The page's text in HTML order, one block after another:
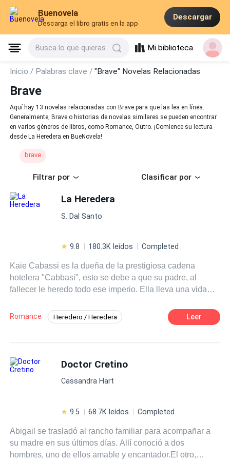
Buenovela
Descarga el libro gratis en la app
Descargar
Busca lo que quieras Mi biblioteca
Inicio / Palabras clave /"Brave" Novelas Relacionadas
Brave
Aquí hay 13 novelas relacionadas con Brave para que las lea en línea.
Generalmente, Brave o historias de novelas similares se pueden encontrar
en varios géneros de libros, como Romance, Outro. ¡Comience su lectura
desde La Heredera en BueNovela!
brave
Filtrar por Clasificar por
La Heredera
S. Dal Santo
9.8 180.3K leídos Completed
Kaie Cabassi es la dueña de la prestigiosa cadena
hotelera "Cabbasi", esto se debe a que su padre, al
fallecer le heredo todo ese imperio. Ella lleva una vida
cambia cuando una fuerte crisis económica pone a
tambalear el imperio que tan celosamente ella administra.
urgente, ella se ve obligada a aceptar una herencia que
hasta ese momento Kaie había ignorado por completo, la
de su fallecido abuelo Dante Cabassi. Lo que ella ignora,
esta exuberante herencia. Es solo cuando Kaie llega a la
para recibir ese dinero, ella deberá casarse y tener un
hijo en un plazo de dos años. ¿Qué es lo que sucederá
cuando una mujer que no cree en el amor ni en el
Romance Heredero / Heredera
Millonario Instantáneo Comedia
Poder Femenino
Leer
Doctor Cretino
Cassandra Hart
9.5 68.7K leídos Completed
Abigail se trasladó al rancho familiar para acompañar a
su madre en sus últimos días. Allí conoció a dos
hombres, uno de ellos amable y encantador.El otro,